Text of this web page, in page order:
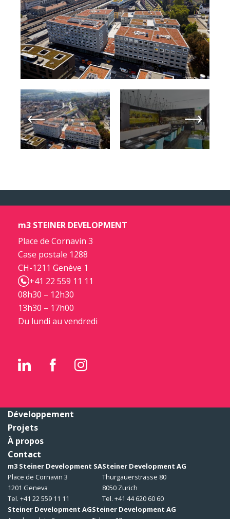
m3 STEINER DEVELOPMENT
Place de Cornavin 3
Case postale 1288
CH-1211 Genève 1
+41 22 559 11 11
08h30 – 12h30
13h30 – 17h00
Du lundi au vendredi
Développement
Projets
À propos
Contact
m3 Steiner Development SA
Place de Cornavin 3
1201 Geneva
Tel. +41 22 559 11 11
Steiner Development AG
Thurgauerstrasse 80
8050 Zurich
Tel. +41 44 620 60 60
Steiner Development AGSteiner Development AG